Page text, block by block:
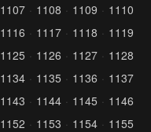
1107 1108 1109
1110
1116 1117 1118
1119
1125 1126 1127
1128
1134 1135 1136
1137
1143 1144 1145
1146
1152 1153 1154
1155